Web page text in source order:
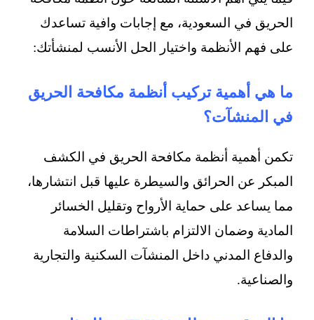
الحريق في السعودية، مع إجابات وافية تساعدك
على فهم الأنظمة واختيار الحل الأنسب لمنشأتك:
ما هي أهمية تركيب أنظمة مكافحة الحريق
في المنشآت؟
تكمن أهمية أنظمة مكافحة الحريق في الكشف
المبكر عن الحرائق والسيطرة عليها قبل انتشارها،
مما يساعد على حماية الأرواح وتقليل الخسائر
المادية وضمان الالتزام باشتراطات السلامة
والدفاع المدني داخل المنشآت السكنية والتجارية
والصناعية.